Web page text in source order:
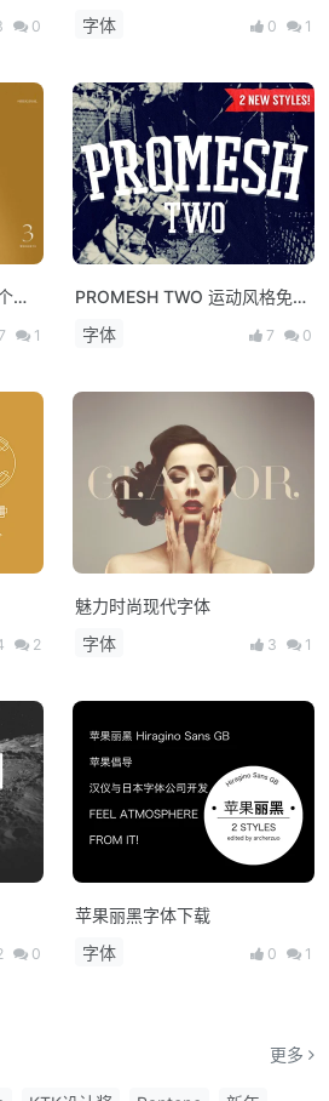
0
字体
0 1
人
1
PROMESH TWO 运动风格免费
字体
字体 7 0
2
魅力时尚现代字体
字体
3 1
0
苹果丽黑字体下载
字体
0 1
更多